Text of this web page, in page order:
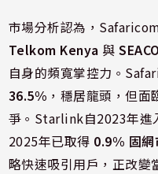
市場分析認為，
Telkom Kenya 與
自身的頻寬掌控力。
36.5% ，穩居龍頭，但面
爭。Starlink自2023年進
2025年已取得 0.9% 固網
略快速吸引用戶，正改變